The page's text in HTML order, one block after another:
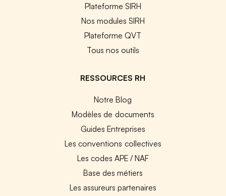
Plateforme SIRH
Nos modules SIRH
Plateforme QVT
Tous nos outils
RESSOURCES RH
Notre Blog
Modèles de documents
Guides Entreprises
Les conventions collectives
Les codes APE / NAF
Base des métiers
Les assureurs partenaires